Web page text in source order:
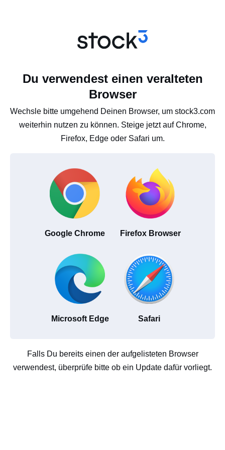
Du verwendest einen veralteten
Browser
Wechsle bitte umgehend Deinen Browser, um stock3.com
weiterhin nutzen zu können. Steige jetzt auf Chrome,
Firefox, Edge oder Safari um.
Google Chrome Firefox Browser
Microsoft Edge Safari
Falls Du bereits einen der aufgelisteten Browser
verwendest, überprüfe bitte ob ein Update dafür vorliegt.